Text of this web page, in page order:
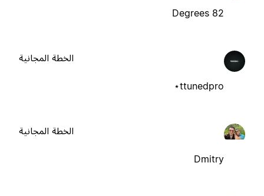
82 Degrees
ttunedpro⋆
الخطة المجانية
Dmitry
الخطة المجانية